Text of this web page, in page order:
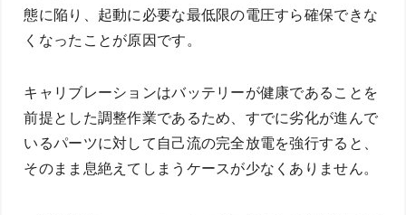
態に陥り、起動に必要な最低限の電圧すら確保できな
くなったことが原因です。
キャリブレーションはバッテリーが健康であることを
前提とした調整作業であるため、すでに劣化が進んで
いるパーツに対して自己流の完全放電を強行すると、
そのまま息絶えてしまうケースが少なくありません。